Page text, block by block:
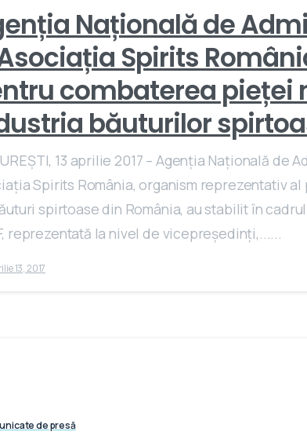
Națională de
Spirits
combaterea pieței
băuturilor
13 aprilie 2017 – Agenția Națională de
Spirits România, organism reprezentativ
spirtoase din România, au stabilit în
reprezentată la nivel de vicepreședinți,......
13, 2017
de presă